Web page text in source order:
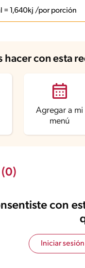
= 1,640kj /por porción
391.6 kcal
g
hacer con esta
Agregar a mi
menú
con
Iniciar sesión